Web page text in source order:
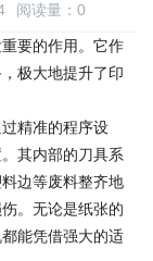
阅读量： 0
要的作用。它作
极大地提升了印
精准的程序设
其内部的刀具系
边等废料整齐地
。无论是纸张的
能凭借强大的适